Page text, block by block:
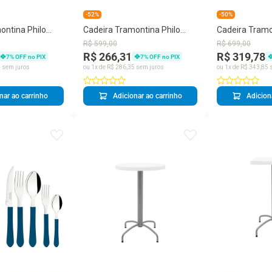
Philo
com
92088010
7% OFF no PIX
sem juros
ao carrinho
-52%
Cadeira Tramontina Philo
Vermelha em Poliamida com
Pernas de Madeira 92088040
R$ 599,00
R$ 266,31 7% OFF no PIX
ou 1 x de R$ 286,35 sem juros
Adicionar ao carrinho
-50%
Cadeira
Branca em
Pernas de
R$ 699,00
R$ 319,78
ou 1 x de R$ 343 85